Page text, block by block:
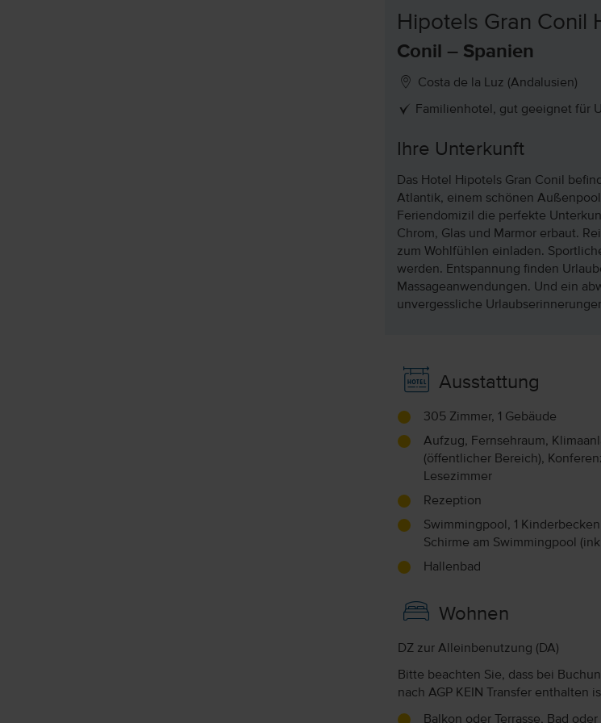
Hipotels Gran Conil
Conil – Spanien
Costa de la Luz (Andalusien)
Familienhotel, gut geeignet für
Ihre Unterkunft
Das Hotel Hipotels Gran Conil
Atlantik, einem schönen
Feriendomizil die perfekte
Chrom, Glas und Marmor erbaut.
zum Wohlfühlen einladen.
werden. Entspannung finden
Massageanwendungen. Und ein
unvergessliche
Ausstattung
305 Zimmer, 1 Gebäude
Aufzug, Fernsehraum,
(öffentlicher Bereich),
Lesezimmer
Rezeption
Swimmingpool, 1
Schirme am Swimmingpool
Hallenbad
Wohnen
DZ zur Alleinbenutzung (DA)
Bitte beachten Sie, dass bei
nach AGP KEIN Transfer enthalten
Balkon oder Terrasse, Bad